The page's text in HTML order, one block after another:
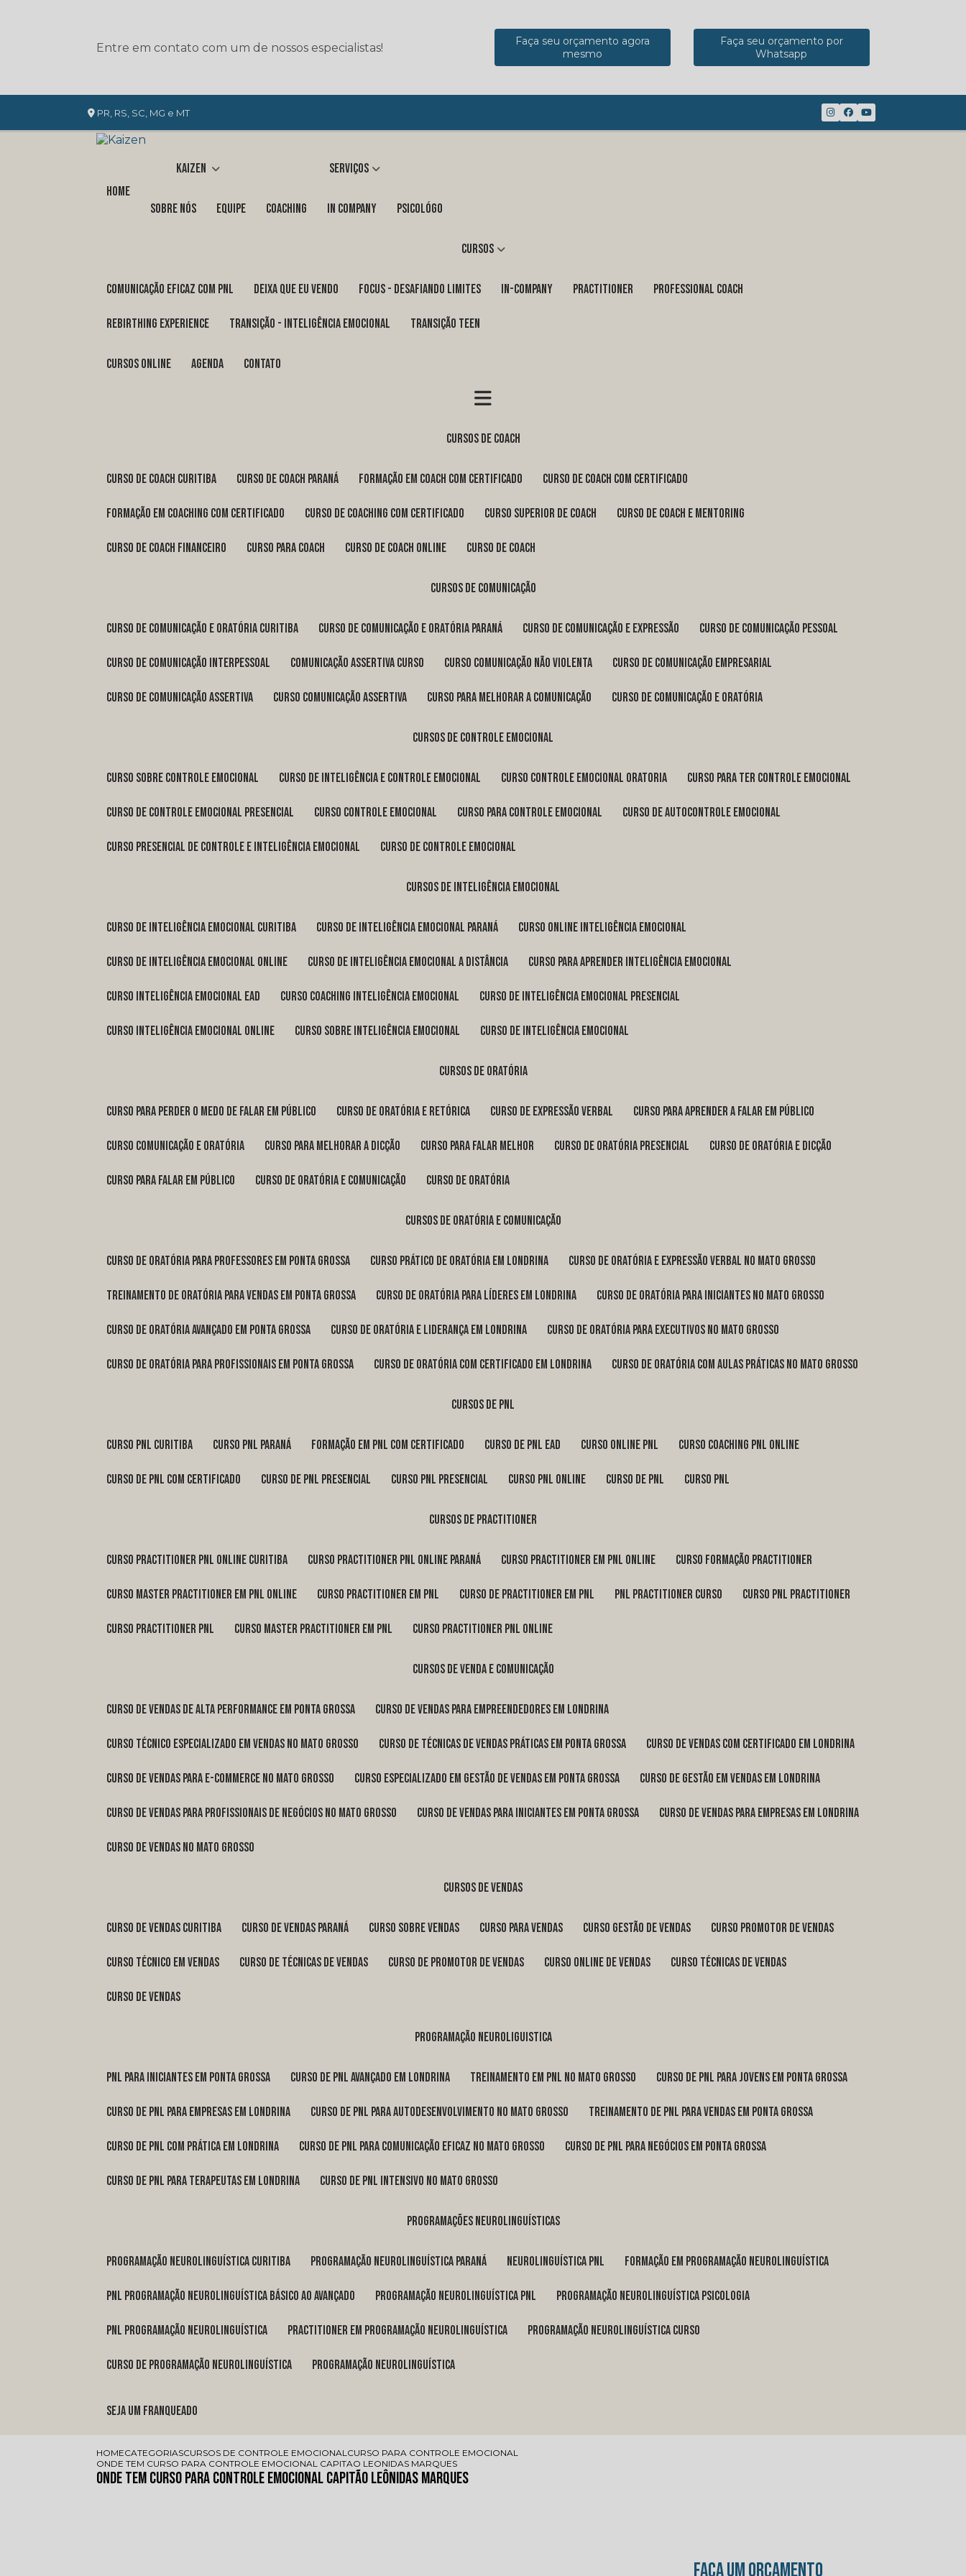
Entre em contato com um de nossos especialistas!
Faça seu orçamento agora
mesmo
Faça seu orçamento por
Whatsapp
PR, RS, SC, MG e MT
Home
Kaizen
Sobre nós Equipe
Serviços
Coaching in company Psicológo
Cursos
COMUNICAÇÃO EFICAZ COM PNL DEIXA QUE EU VENDO FOCUS - DESAFIANDO LIMITES In-Company PRACTITIONER PROFESSIONAL COACH
REBIRTHING EXPERIENCE TRANSIÇÃO - INTELIGÊNCIA EMOCIONAL TRANSIÇÃO TEEN
Cursos Online Agenda Contato
cursos de coach
curso de coach Curitiba curso de coach Paraná formação em coach com certificado curso de coach com certificado
formação em coaching com certificado curso de coaching com certificado curso superior de coach curso de coach e mentoring
curso de coach financeiro curso para coach curso de coach online curso de coach
cursos de comunicação
curso de comunicação e oratória Curitiba curso de comunicação e oratória Paraná curso de comunicação e expressão curso de comunicação pessoal
curso de comunicação interpessoal comunicação assertiva curso curso comunicação não violenta curso de comunicação empresarial
curso de comunicação assertiva curso comunicação assertiva curso para melhorar a comunicação curso de comunicação e oratória
cursos de controle emocional
curso sobre controle emocional curso de inteligência e controle emocional curso controle emocional oratoria curso para ter controle emocional
curso de controle emocional presencial curso controle emocional curso para controle emocional curso de autocontrole emocional
curso presencial de controle e inteligência emocional curso de controle emocional
cursos de inteligência emocional
curso de inteligência emocional Curitiba curso de inteligência emocional Paraná curso online inteligência emocional
curso de inteligência emocional online curso de inteligência emocional a distância curso para aprender inteligência emocional
curso inteligência emocional ead curso coaching inteligência emocional curso de inteligência emocional presencial
curso inteligência emocional online curso sobre inteligência emocional curso de inteligência emocional
cursos de oratória
curso para perder o medo de falar em público curso de oratória e retórica curso de expressão verbal curso para aprender a falar em público
curso comunicação e oratória curso para melhorar a dicção curso para falar melhor curso de oratória presencial curso de oratória e dicção
curso para falar em público curso de oratória e comunicação curso de oratória
cursos de oratória e comunicação
curso de oratória para professores em Ponta Grossa curso prático de oratória em Londrina curso de oratória e expressão verbal no Mato Grosso
treinamento de oratória para vendas em Ponta Grossa curso de oratória para líderes em Londrina curso de oratória para iniciantes no Mato Grosso
curso de oratória avançado em Ponta Grossa curso de oratória e liderança em Londrina curso de oratória para executivos no Mato Grosso
curso de oratória para profissionais em Ponta Grossa curso de oratória com certificado em Londrina curso de oratória com aulas práticas no Mato Grosso
cursos de pnl
curso pnl Curitiba curso pnl Paraná formação em pnl com certificado curso de pnl ead curso online pnl curso coaching pnl online
curso de pnl com certificado curso de pnl presencial curso pnl presencial curso pnl online curso de pnl curso pnl
cursos de practitioner
curso practitioner pnl online Curitiba curso practitioner pnl online Paraná curso practitioner em pnl online curso formação practitioner
curso master practitioner em pnl online curso practitioner em pnl curso de practitioner em pnl pnl practitioner curso curso pnl practitioner
curso practitioner pnl curso master practitioner em pnl curso practitioner pnl online
cursos de venda e comunicação
curso de vendas de alta performance em Ponta Grossa curso de vendas para empreendedores em Londrina
curso técnico especializado em vendas no Mato Grosso curso de técnicas de vendas práticas em Ponta Grossa curso de vendas com certificado em Londrina
curso de vendas para e-commerce no Mato Grosso curso especializado em gestão de vendas em Ponta Grossa curso de gestão em vendas em Londrina
curso de vendas para profissionais de negócios no Mato Grosso curso de vendas para iniciantes em Ponta Grossa curso de vendas para empresas em Londrina
curso de vendas no Mato Grosso
cursos de vendas
curso de vendas Curitiba curso de vendas Paraná curso sobre vendas curso para vendas curso gestão de vendas curso promotor de vendas
curso técnico em vendas curso de técnicas de vendas curso de promotor de vendas curso online de vendas curso técnicas de vendas
curso de vendas
programação neuroliguistica
pnl para iniciantes em Ponta Grossa curso de pnl avançado em Londrina treinamento em pnl no Mato Grosso curso de pnl para jovens em Ponta Grossa
curso de pnl para empresas em Londrina curso de pnl para autodesenvolvimento no Mato Grosso treinamento de pnl para vendas em Ponta Grossa
curso de pnl com prática em Londrina curso de pnl para comunicação eficaz no Mato Grosso curso de pnl para negócios em Ponta Grossa
curso de pnl para terapeutas em Londrina curso de pnl intensivo no Mato Grosso
programações neurolinguísticas
programação neurolinguística Curitiba programação neurolinguística Paraná neurolinguística pnl formação em programação neurolinguística
pnl programação neurolinguística básico ao avançado programação neurolinguística pnl programação neurolinguística psicologia
pnl programação neurolinguística practitioner em programação neurolinguística programação neurolinguística curso
curso de programação neurolinguística programação neurolinguística
Seja um franqueado
HOMECATEGORIASCURSOS DE CONTROLE EMOCIONALCURSO PARA CONTROLE EMOCIONAL
ONDE TEM CURSO PARA CONTROLE EMOCIONAL CAPITAO LEONIDAS MARQUES
Onde Tem Curso para Controle Emocional Capitão Leônidas Marques
FAÇA UM ORÇAMENTO